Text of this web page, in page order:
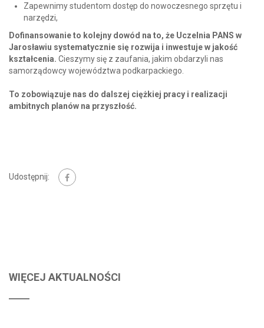
Zapewnimy studentom dostęp do nowoczesnego sprzętu i
narzędzi,
Dofinansowanie to kolejny dowód na to, że Uczelnia PANS w
Jarosławiu systematycznie się rozwija i inwestuje w jakość
kształcenia. Cieszymy się z zaufania, jakim obdarzyli nas
samorządowcy województwa podkarpackiego.
To zobowiązuje nas do dalszej ciężkiej pracy i realizacji
ambitnych planów na przyszłość.
Udostępnij:
WIĘCEJ AKTUALNOŚCI